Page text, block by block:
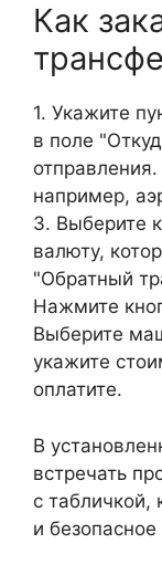
Как
1. Укажите
в поле
например,
3. Выберите
валюту,
"Обратный
Нажмите
Выберите
укажите
оплатите.
В
встречать
с табличкой,
и